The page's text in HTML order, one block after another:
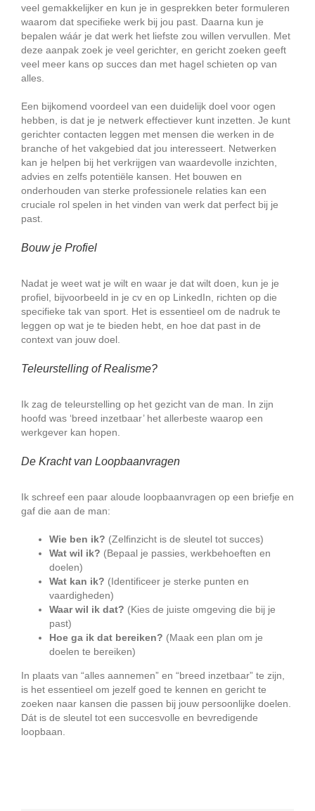
veel gemakkelijker en kun je in gesprekken beter formuleren
waarom dat specifieke werk bij jou past. Daarna kun je
bepalen wáár je dat werk het liefste zou willen vervullen. Met
deze aanpak zoek je veel gerichter, en gericht zoeken geeft
veel meer kans op succes dan met hagel schieten op van
alles.
Een bijkomend voordeel van een duidelijk doel voor ogen
hebben, is dat je je netwerk effectiever kunt inzetten. Je kunt
gerichter contacten leggen met mensen die werken in de
branche of het vakgebied dat jou interesseert. Netwerken
kan je helpen bij het verkrijgen van waardevolle inzichten,
advies en zelfs potentiële kansen. Het bouwen en
onderhouden van sterke professionele relaties kan een
cruciale rol spelen in het vinden van werk dat perfect bij je
past.
Bouw je Profiel
Nadat je weet wat je wilt en waar je dat wilt doen, kun je je
profiel, bijvoorbeeld in je cv en op LinkedIn, richten op die
specifieke tak van sport. Het is essentieel om de nadruk te
leggen op wat je te bieden hebt, en hoe dat past in de
context van jouw doel.
Teleurstelling of Realisme?
Ik zag de teleurstelling op het gezicht van de man. In zijn
hoofd was ‘breed inzetbaar’ het allerbeste waarop een
werkgever kan hopen.
De Kracht van Loopbaanvragen
Ik schreef een paar aloude loopbaanvragen op een briefje en
gaf die aan de man:
Wie ben ik? (Zelfinzicht is de sleutel tot succes)
Wat wil ik? (Bepaal je passies, werkbehoeften en
doelen)
Wat kan ik? (Identificeer je sterke punten en
vaardigheden)
Waar wil ik dat? (Kies de juiste omgeving die bij je
past)
Hoe ga ik dat bereiken? (Maak een plan om je
doelen te bereiken)
In plaats van “alles aannemen” en “breed inzetbaar” te zijn,
is het essentieel om jezelf goed te kennen en gericht te
zoeken naar kansen die passen bij jouw persoonlijke doelen.
Dát is de sleutel tot een succesvolle en bevredigende
loopbaan.